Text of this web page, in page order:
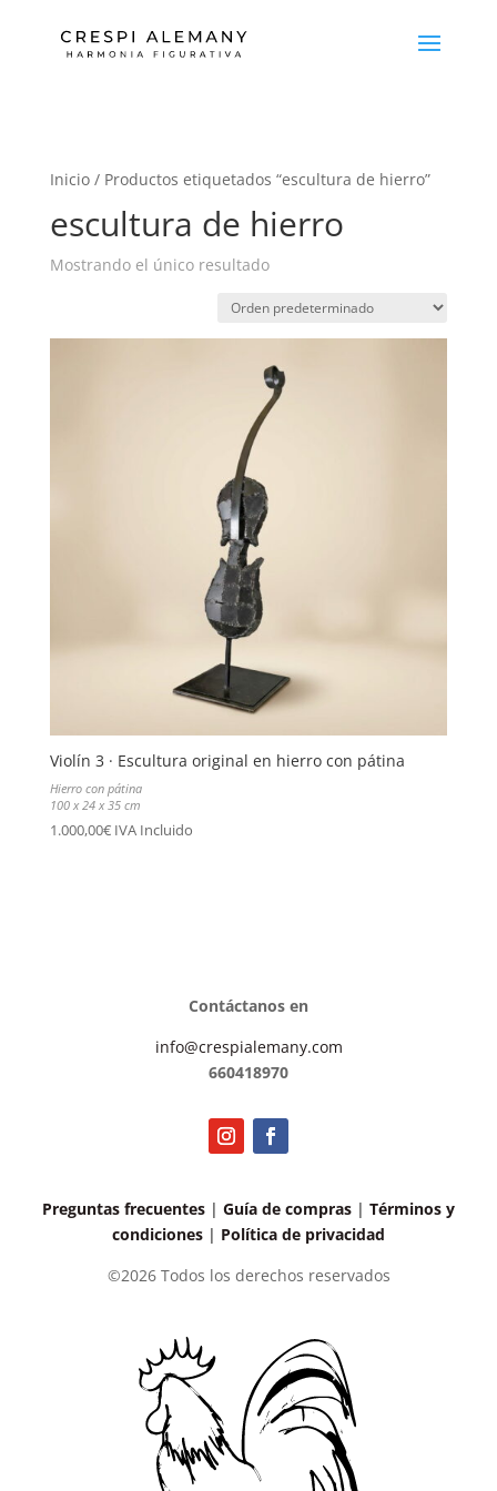
Inicio/ Productos etiquetados “escultura de hierro”
escultura de hierro
Mostrando el único resultado
Violín 3 · Escultura original en hierro con pátina
Hierro con pátina
100 x 24 x 35 cm
1.000,00€ IVA Incluido
Contáctanos en
info@crespialemany.com
660418970
Preguntas frecuentes | Guía de compras | Términos y
condiciones | Política de privacidad
©2026 Todos los derechos reservados